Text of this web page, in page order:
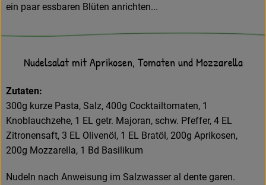
ein paar essbaren Blüten anrichten...
Nudelsalat mit Aprikosen, Tomaten und Mozzarella
Zutaten:
300g kurze Pasta, Salz, 400g Cocktailtomaten, 1
Knoblauchzehe, 1 EL getr. Majoran, schw. Pfeffer, 4 EL
Zitronensaft, 3 EL Olivenöl, 1 EL Bratöl, 200g Aprikosen,
200g Mozzarella, 1 Bd Basilikum
Nudeln nach Anweisung im Salzwasser al dente garen.